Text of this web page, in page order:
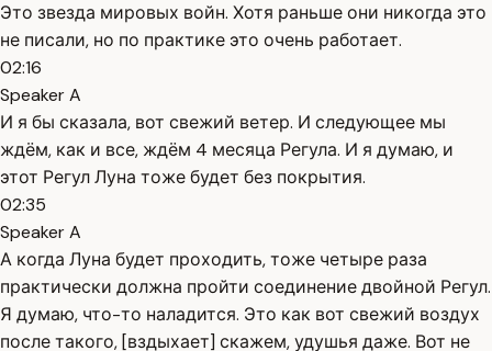
Это звезда мировых войн. Хотя раньше они никогда это
не писали, но по практике это очень работает.
02:16
Speaker A
И я бы сказала, вот свежий ветер. И следующее мы
ждём, как и все, ждём 4 месяца Регула. И я думаю, и
этот Регул Луна тоже будет без покрытия.
02:35
Speaker A
А когда Луна будет проходить, тоже четыре раза
практически должна пройти соединение двойной Регул.
Я думаю, что-то наладится. Это как вот свежий воздух
после такого, [вздыхает] скажем, удушья даже. Вот не